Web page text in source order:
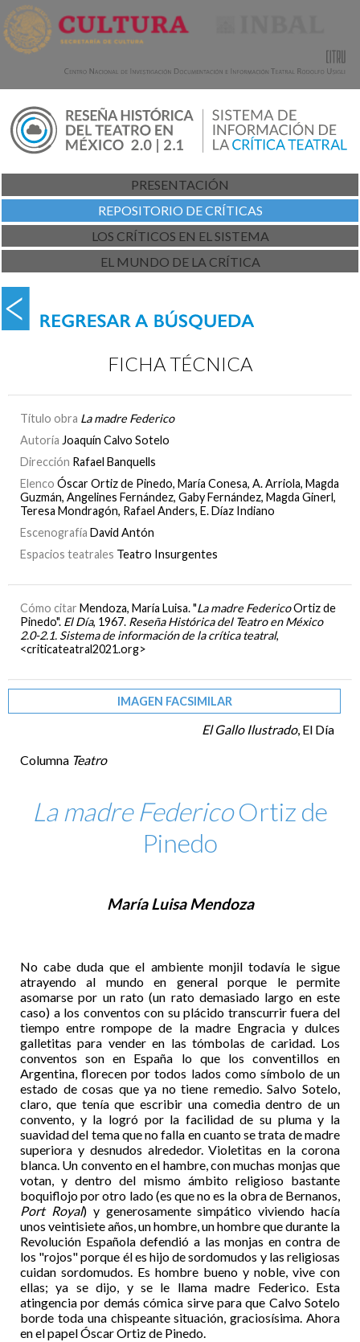
PRESENTACIÓN
REPOSITORIO DE CRÍTICAS
LOS CRÍTICOS EN EL SISTEMA
EL MUNDO DE LA CRÍTICA
FICHA TÉCNICA
Título obra La madre Federico
Autoría Joaquín Calvo Sotelo
Dirección Rafael Banquells
Elenco Óscar Ortiz de Pinedo, María Conesa, A. Arriola, Magda
Guzmán, Angelines Fernández, Gaby Fernández, Magda Ginerl,
Teresa Mondragón, Rafael Anders, E. Díaz Indiano
Escenografía David Antón
Espacios teatrales Teatro Insurgentes
Cómo citar Mendoza, María Luisa. "La madre FedericoOrtiz de
Pinedo". El Día, 1967. Reseña Histórica del Teatro en México
2.0-2.1. Sistema de información de la crítica teatral,
<criticateatral2021.org>
IMAGEN FACSIMILAR
El Gallo Ilustrado, El Día
Columna Teatro
La madre FedericoOrtiz de
Pinedo
María Luisa Mendoza
No cabe duda que el ambiente monjil todavía le sigue
atrayendo al mundo en general porque le permite
asomarse por un rato (un rato demasiado largo en este
caso) a los conventos con su plácido transcurrir fuera del
tiempo entre rompope de la madre Engracia y dulces
galletitas para vender en las tómbolas de caridad. Los
conventos son en España lo que los conventillos en
Argentina, florecen por todos lados como símbolo de un
estado de cosas que ya no tiene remedio. Salvo Sotelo,
claro, que tenía que escribir una comedia dentro de un
convento, y la logró por la facilidad de su pluma y la
suavidad del tema que no falla en cuanto se trata de madre
superiora y desnudos alrededor. Violetitas en la corona
blanca. Un convento en el hambre, con muchas monjas que
votan, y dentro del mismo ámbito religioso bastante
boquiflojo por otro lado (es que no es la obra de Bernanos,
Port Royal) y generosamente simpático viviendo hacía
unos veintisiete años, un hombre, un hombre que durante la
Revolución Española defendió a las monjas en contra de
los "rojos" porque él es hijo de sordomudos y las religiosas
cuidan sordomudos. Es hombre bueno y noble, vive con
ellas; ya se dijo, y se le llama madre Federico. Esta
atingencia por demás cómica sirve para que Calvo Sotelo
borde toda una chispeante situación, graciosísima. Ahora
en el papel Óscar Ortiz de Pinedo.